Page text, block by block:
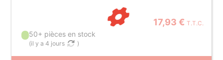
17,93 € T.T.C.
50+ pièces en stock
(il y a 4 jours )